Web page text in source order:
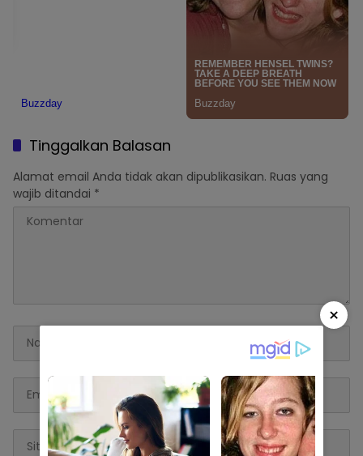
Tinggalkan Balasan
Alamat email Anda tidak akan dipublikasikan. Ruas yang
wajib ditandai *
×